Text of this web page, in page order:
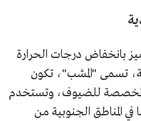
بانخفاض درجات الحرارة
تسمى "المشب"، تكون
للضيوف، وتستخدم
المناطق الجنوبية من